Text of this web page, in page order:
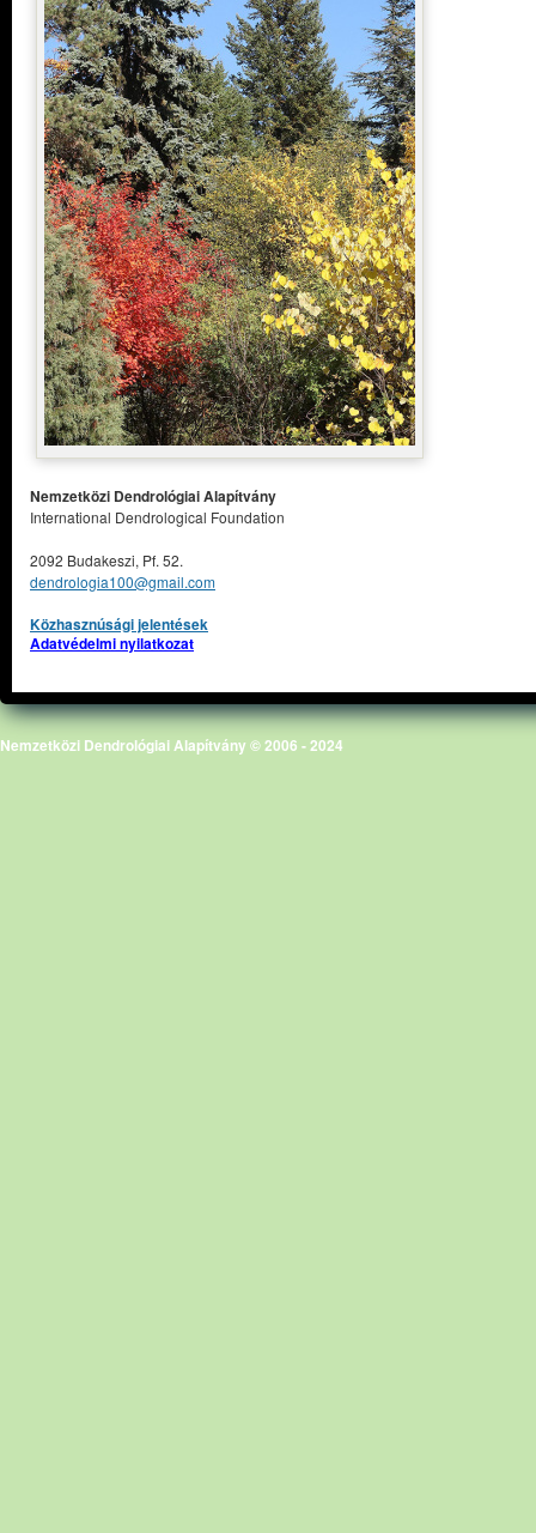
Nemzetközi Dendrológiai Alapítvány
International Dendrological Foundation
2092 Budakeszi, Pf. 52.
dendrologia100@gmail.com
Közhasznúsági jelentések
Adatvédelmi nyilatkozat
Nemzetközi Dendrológiai Alapítvány © 2006 - 2024